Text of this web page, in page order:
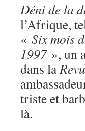
Déni de la
l’Afrique,
« Six mois
1997», un
dans la
triste et
là.